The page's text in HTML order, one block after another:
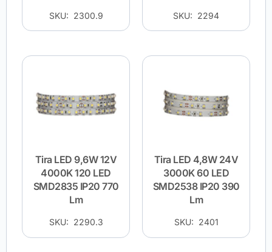
SKU: 2300.9 SKU: 2294
Tira LED 9,6W 12V
4000K 120 LED
SMD2835 IP20 770
Lm
SKU: 2290.3
Tira LED 4,8W 24V
3000K 60 LED
SMD2538 IP20 390
Lm
SKU: 2401